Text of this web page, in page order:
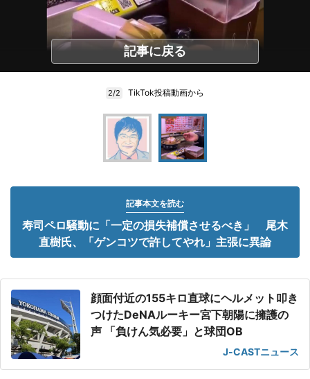
記事に戻る
2/2 TikTok投稿動画から
記事本文を読む
寿司ペロ騒動に「一定の損失補償させるべき」 尾木
直樹氏、「ゲンコツで許してやれ」主張に異論
顔面付近の155キロ直球にヘルメット叩き
つけたDeNAルーキー宮下朝陽に擁護の
声 「負けん気必要」と球団OB
J-CASTニュース